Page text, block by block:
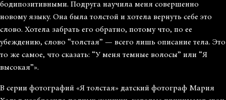
бодипозитивными. Подруга научила меня совершенно
новому языку. Она была толстой и хотела вернуть себе это
слово. Хотела забрать его обратно, потому что, по ее
убеждению, слово “толстая” — всего лишь описание тела. Это
то же самое, что сказать: “У меня темные волосы” или “Я
высокая”».
В серии фотографий «Я толстая» датский фотограф Мария